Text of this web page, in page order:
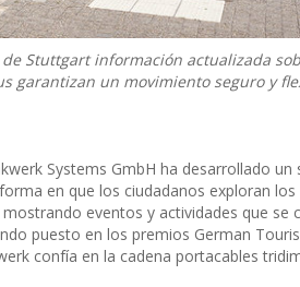
Stuttgart información actualizada
garantizan un movimiento seguro y
Systems GmbH ha desarrollado un
en que los ciudadanos exploran
eventos y actividades que se
puesto en los premios German
confía en la cadena portacables